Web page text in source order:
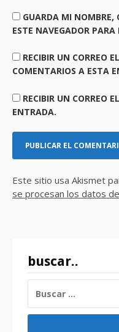
GUARDA MI NOMBRE,
ESTE NAVEGADOR
RECIBIR UN CORREO
COMENTARIOS A ESTA
RECIBIR UN CORREO
ENTRADA.
Este sitio usa Akismet
se procesan los datos
buscar..